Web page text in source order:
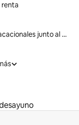
renta
Rentas vacacionales junto al agua